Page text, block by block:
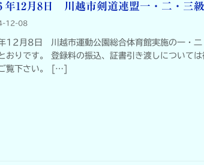
年12月8日 川越市剣道連盟一・二・三
12-08
12月8日 川越市運動公園総合体育館実施の一・二
おりです。 登録料の振込、証書引き渡しについて
覧下さい。 […]